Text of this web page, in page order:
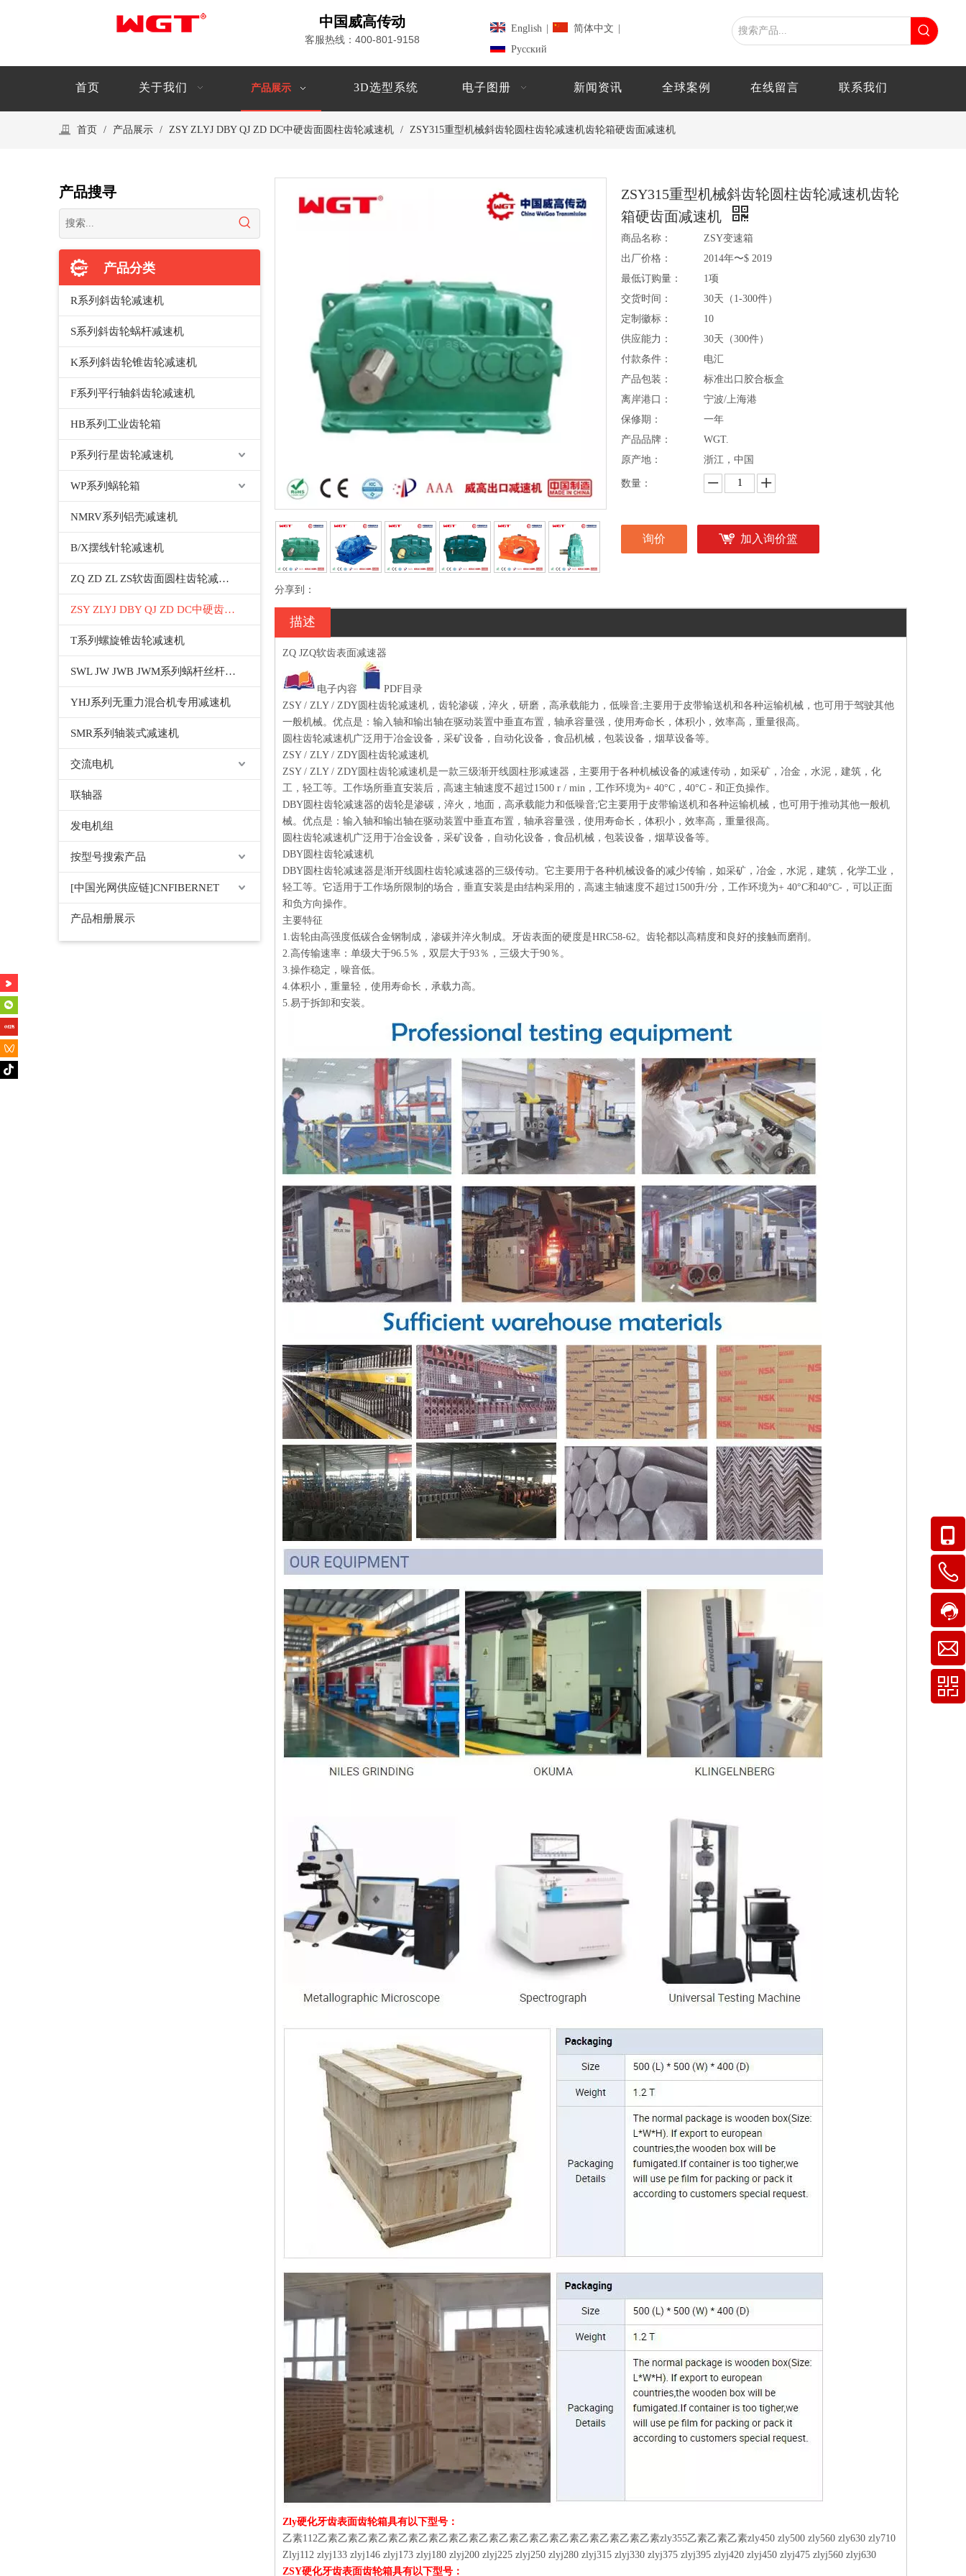
中国威高传动
客服热线： 400-801-9158
English 简体中文
Pусский
首页 关于我们 产品展示 3D选型系统 电子图册 新闻资讯 全球案例 在线留言 联系我们
首页 / 产品展示 / ZSY ZLYJ DBY QJ ZD DC中硬齿面圆柱齿轮减速机 / ZSY315重型机械斜齿轮圆柱齿轮减速机齿轮箱硬齿面减速机
产品搜寻
产品分类
R系列斜齿轮减速机
S系列斜齿轮蜗杆减速机
K系列斜齿轮锥齿轮减速机
F系列平行轴斜齿轮减速机
HB系列工业齿轮箱
P系列行星齿轮减速机
WP系列蜗轮箱
NMRV系列铝壳减速机
B/X摆线针轮减速机
ZQ ZD ZL ZS软齿面圆柱齿轮减速机
ZSY ZLYJ DBY QJ ZD DC中硬齿面圆柱齿轮减速机
T系列螺旋锥齿轮减速机
SWL JW JWB JWM系列蜗杆丝杆升降机千斤顶
YHJ系列无重力混合机专用减速机
SMR系列轴装式减速机
交流电机
联轴器
发电机组
按型号搜索产品
[中国光网供应链]CNFIBERNET
产品相册展示
分享到：
ZSY315重型机械斜齿轮圆柱齿轮减速机齿轮
箱硬齿面减速机
商品名称：
ZSY变速箱
出厂价格：
2014年〜$ 2019
最低订购量：
1项
交货时间：
30天（1-300件）
定制徽标：
10
供应能力：
30天（300件）
付款条件：
电汇
产品包装：
标准出口胶合板盒
离岸港口：
宁波/上海港
保修期：
一年
产品品牌：
WGT.
原产地：
浙江，中国
数量：
询价 加入询价篮
描述
ZQ JZQ软齿表面减速器
电子内容
PDF目录
ZSY / ZLY / ZDY圆柱齿轮减速机，齿轮渗碳，淬火，研磨，高承载能力，低噪音;主要用于皮带输送机和各种运输机械，也可用于驾驶其他
一般机械。优点是：输入轴和输出轴在驱动装置中垂直布置，轴承容量强，使用寿命长，体积小，效率高，重量很高。
圆柱齿轮减速机广泛用于冶金设备，采矿设备，自动化设备，食品机械，包装设备，烟草设备等。
ZSY / ZLY / ZDY圆柱齿轮减速机
ZSY / ZLY / ZDY圆柱齿轮减速机是一款三级渐开线圆柱形减速器，主要用于各种机械设备的减速传动，如采矿，冶金，水泥，建筑，化
工，轻工等。工作场所垂直安装后，高速主轴速度不超过1500 r / min，工作环境为+ 40°C，40°C - 和正负操作。
DBY圆柱齿轮减速器的齿轮是渗碳，淬火，地面，高承载能力和低噪音;它主要用于皮带输送机和各种运输机械，也可用于推动其他一般机
械。优点是：输入轴和输出轴在驱动装置中垂直布置，轴承容量强，使用寿命长，体积小，效率高，重量很高。
圆柱齿轮减速机广泛用于冶金设备，采矿设备，自动化设备，食品机械，包装设备，烟草设备等。
DBY圆柱齿轮减速机
DBY圆柱齿轮减速器是渐开线圆柱齿轮减速器的三级传动。它主要用于各种机械设备的减少传输，如采矿，冶金，水泥，建筑，化学工业，
轻工等。它适用于工作场所限制的场合，垂直安装是由结构采用的，高速主轴速度不超过1500升/分，工作环境为+ 40°C和40°C-，可以正面
和负方向操作。
主要特征
1.齿轮由高强度低碳合金钢制成，渗碳并淬火制成。牙齿表面的硬度是HRC58-62。齿轮都以高精度和良好的接触而磨削。
2.高传输速率：单级大于96.5％，双层大于93％，三级大于90％。
3.操作稳定，噪音低。
4.体积小，重量轻，使用寿命长，承载力高。
5.易于拆卸和安装。
Zly硬化牙齿表面齿轮箱具有以下型号：
乙素112乙素乙素乙素乙素乙素乙素乙素乙素乙素乙素乙素乙素乙素乙素乙素乙素乙素zly355乙素乙素乙素zly450 zly500 zly560 zly630 zly710
Zlyj112 zlyj133 zlyj146 zlyj173 zlyj180 zlyj200 zlyj225 zlyj250 zlyj280 zlyj315 zlyj330 zlyj375 zlyj395 zlyj420 zlyj450 zlyj475 zlyj560 zlyj630
ZSY硬化牙齿表面齿轮箱具有以下型号：